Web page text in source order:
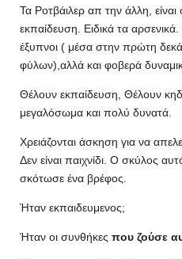
Τα Ροτβάιλερ απ την άλλη,
εκπαίδευση. Ειδικά τα αρσενικά.
έξυπνοι ( μέσα στην πρώτη
φύλων),αλλά και φοβερά
Θέλουν εκπαίδευση, Θέλουν
μεγαλόσωμα και πολύ δυνατά.
Χρειάζονται άσκηση για να
Δεν είναι παιχνίδι. Ο σκύλος
σκότωσε ένα βρέφος.
Ήταν εκπαιδευμενος;
Ήταν οι συνθήκες που ζούσε